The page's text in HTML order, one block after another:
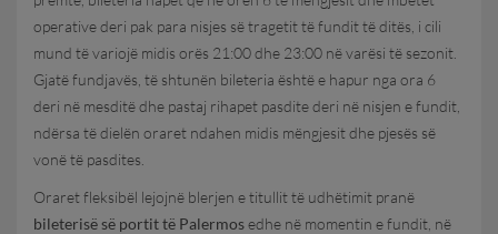
operative deri pak para nisjes së tragetit të fundit të ditës, i cili
mund të variojë midis orës 21:00 dhe 23:00 në varësi të sezonit.
Gjatë fundjavës, të shtunën bileteria është e hapur nga ora 6
deri në mesditë dhe pastaj rihapet pasdite deri në nisjen e fundit,
ndërsa të dielën oraret ndahen midis mëngjesit dhe pjesës së
vonë të pasdites.
Oraret fleksibël lejojnë blerjen e titullit të udhëtimit pranë
bileterisë së portit të Palermosedhe në momentin e fundit, në